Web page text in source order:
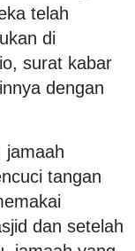
telah
di
surat kabar
dengan
jamaah
tangan
dan setelah